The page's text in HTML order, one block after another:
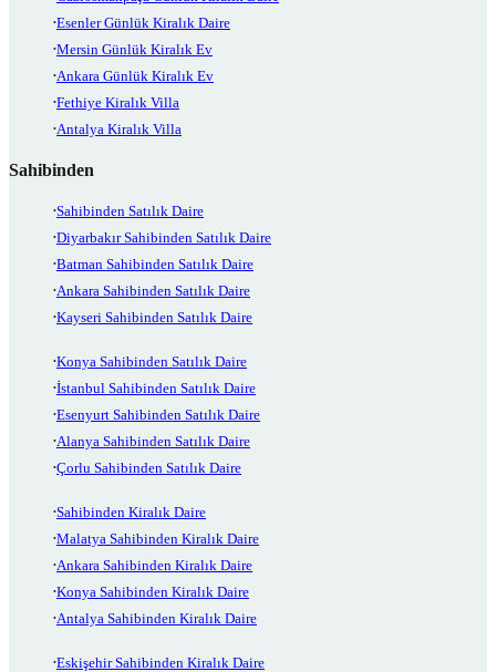
Esenler Günlük Kiralık Daire
Mersin Günlük Kiralık Ev
Ankara Günlük Kiralık Ev
Fethiye Kiralık Villa
Antalya Kiralık Villa
Sahibinden
Sahibinden Satılık Daire
Diyarbakır Sahibinden Satılık Daire
Batman Sahibinden Satılık Daire
Ankara Sahibinden Satılık Daire
Kayseri Sahibinden Satılık Daire
Konya Sahibinden Satılık Daire
İstanbul Sahibinden Satılık Daire
Esenyurt Sahibinden Satılık Daire
Alanya Sahibinden Satılık Daire
Çorlu Sahibinden Satılık Daire
Sahibinden Kiralık Daire
Malatya Sahibinden Kiralık Daire
Ankara Sahibinden Kiralık Daire
Konya Sahibinden Kiralık Daire
Antalya Sahibinden Kiralık Daire
Eskişehir Sahibinden Kiralık Daire